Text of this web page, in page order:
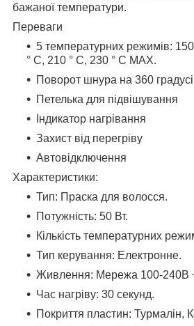
бажаної температури.
Переваги
5 температурних режимів:
° C, 210 ° C, 230 ° C MAX.
Поворот шнура на 360
Петелька для підвішування
Індикатор нагрівання
Захист від перегріву
Автовідключення
Характеристики:
Тип: Праска для волосся.
Потужність: 50 Вт.
Кількість температурних
Тип керування: Електронне.
Живлення: Мережа 100-240В
Час нагріву: 30 секунд.
Покриття пластин: Турмалін,